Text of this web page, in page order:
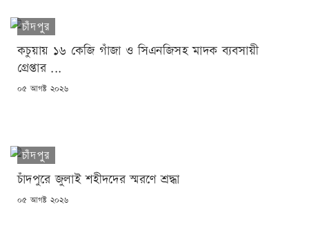
চাঁদপুর
কচুয়ায় ১৬ কেজি গাঁজা ও সিএনজিসহ মাদক ব্যবসায়ী
গ্রেপ্তার ...
POSTED
০৫ আগষ্ট ২০২৬
চাঁদপুর
চাঁদপুরে জুলাই শহীদদের স্মরণে শ্রদ্ধা
POSTED
০৫ আগষ্ট ২০২৬